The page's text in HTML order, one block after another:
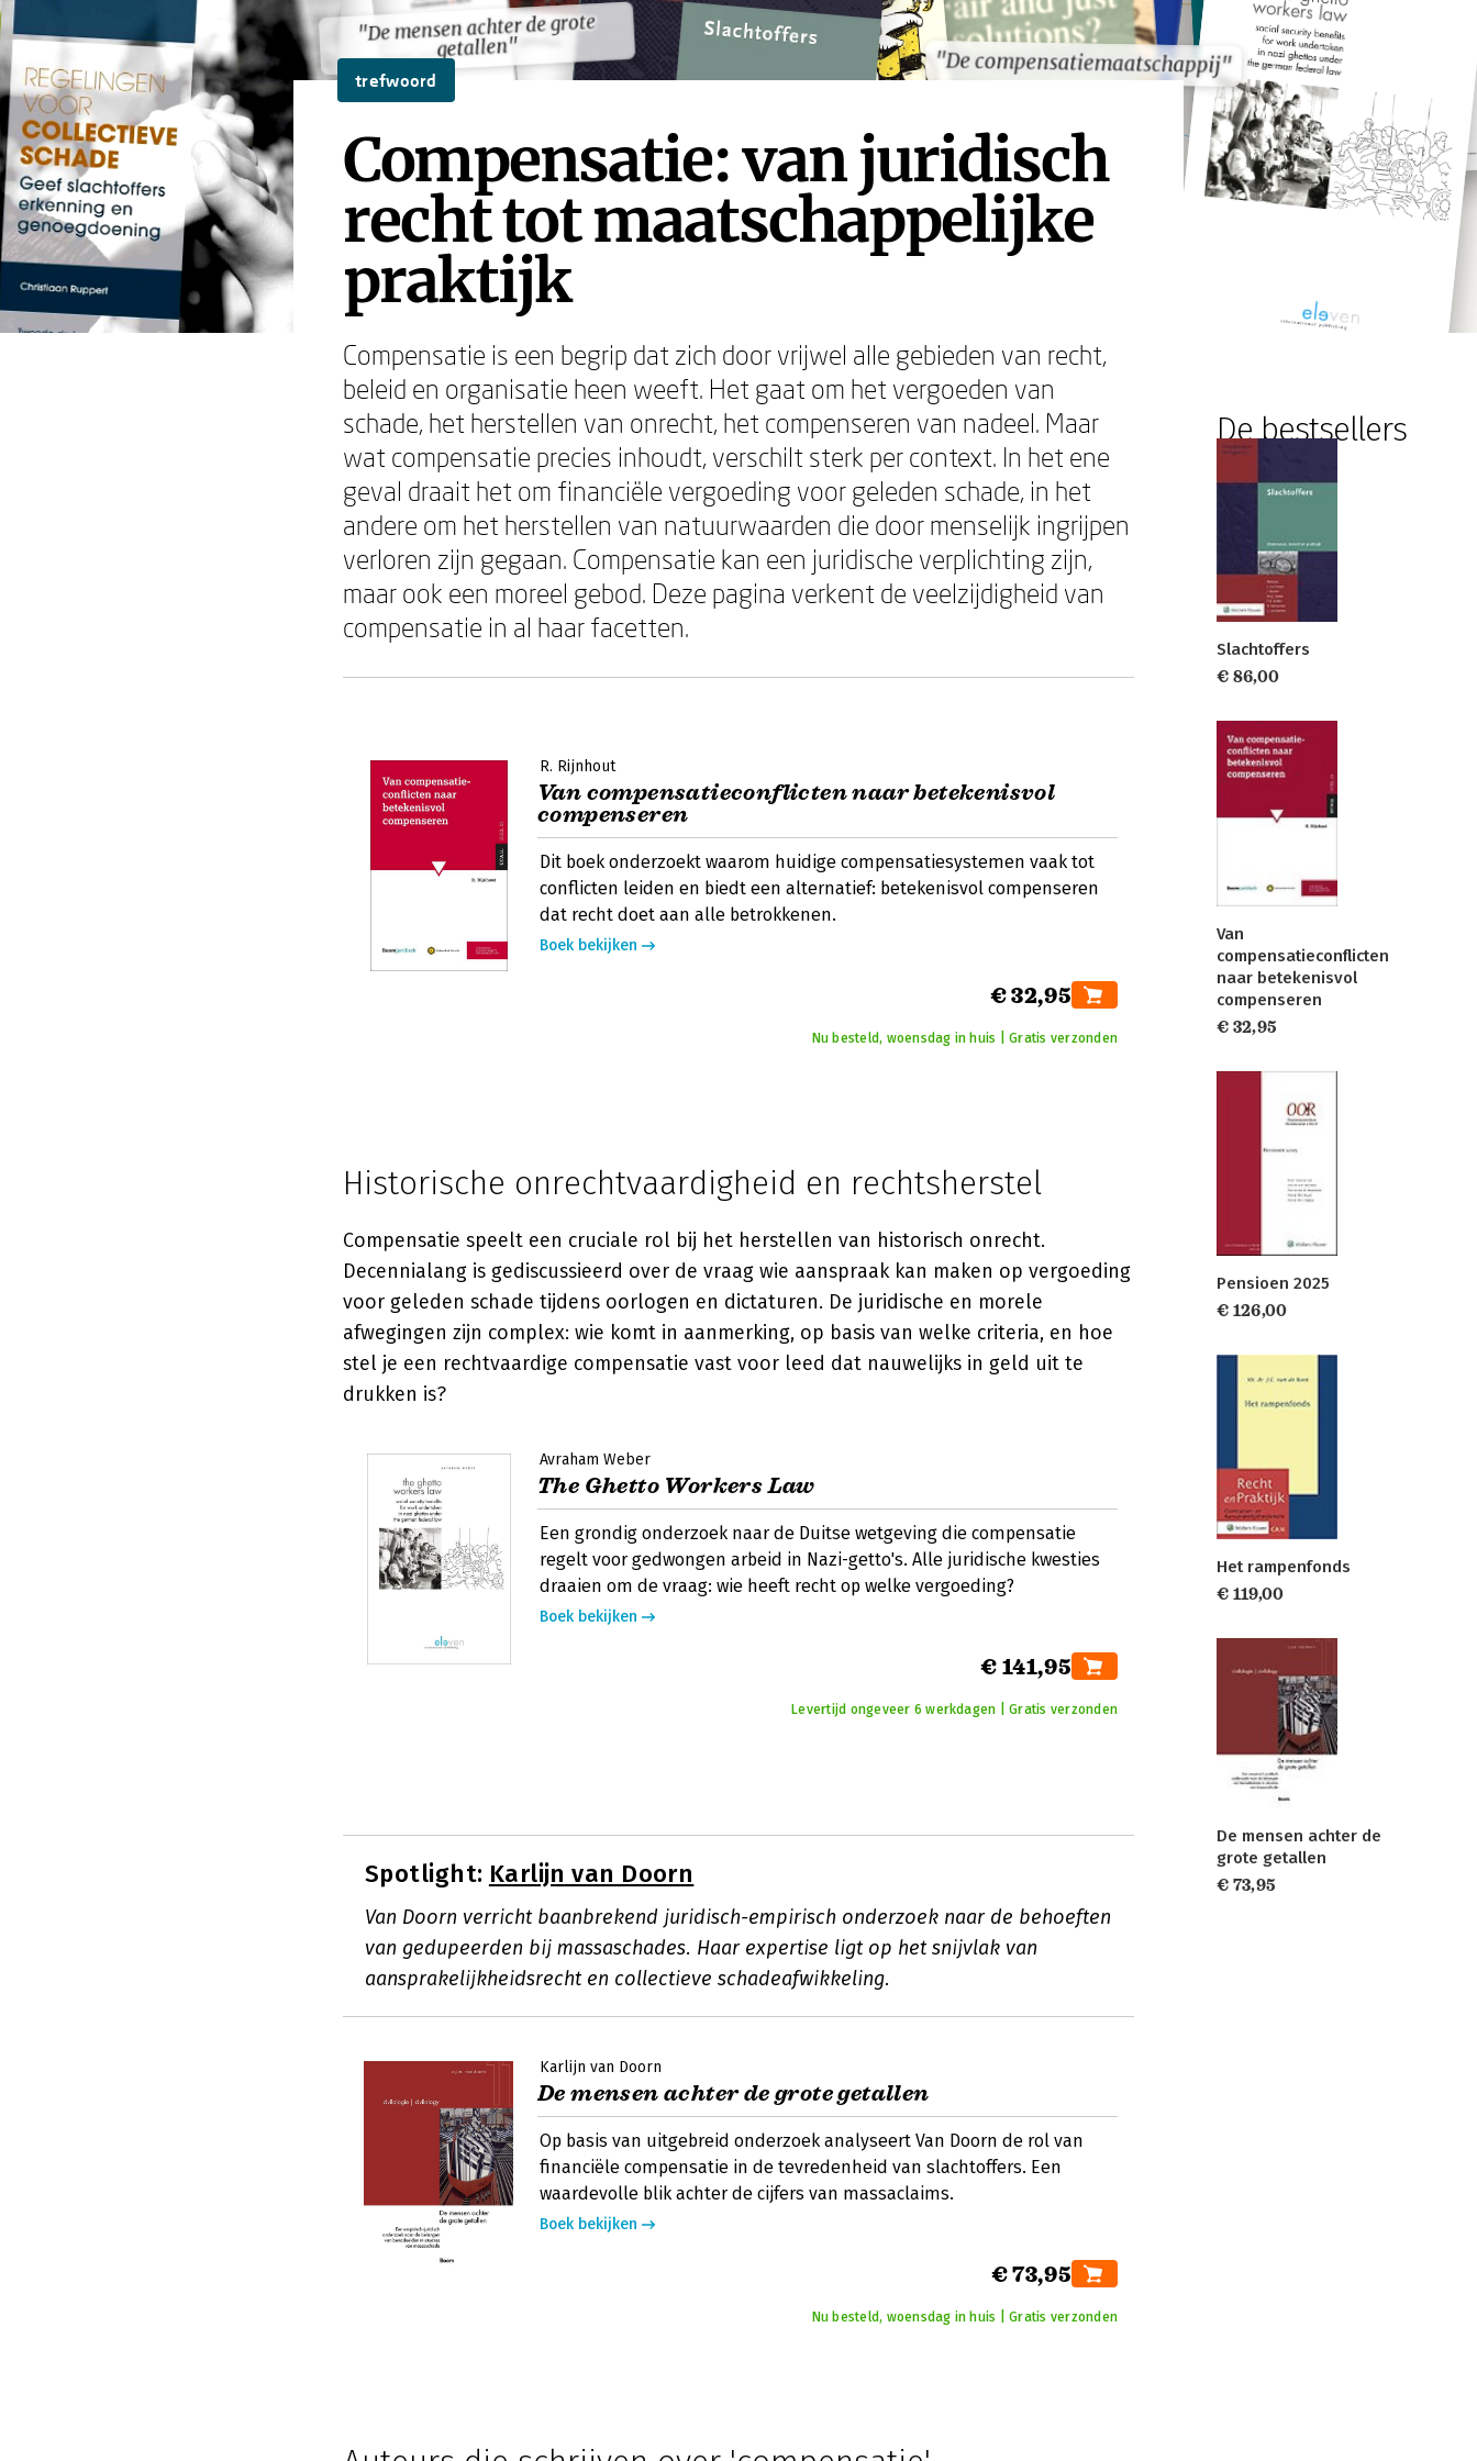
"De mensen achter de grote
getallen"
"De compensatiemaatschappij"
"De mensen achter de grote
getallen"
"De compensatiemaatschappij"
trefwoord
Compensatie: van juridisch
recht tot maatschappelijke
praktijk
Compensatie is een begrip dat zich door vrijwel alle gebieden van recht,
beleid en organisatie heen weeft. Het gaat om het vergoeden van
schade, het herstellen van onrecht, het compenseren van nadeel. Maar
wat compensatie precies inhoudt, verschilt sterk per context. In het ene
geval draait het om financiële vergoeding voor geleden schade, in het
andere om het herstellen van natuurwaarden die door menselijk ingrijpen
verloren zijn gegaan. Compensatie kan een juridische verplichting zijn,
maar ook een moreel gebod. Deze pagina verkent de veelzijdigheid van
compensatie in al haar facetten.
R. Rijnhout
Van compensatieconflicten naar betekenisvol
compenseren
Dit boek onderzoekt waarom huidige compensatiesystemen vaak tot
conflicten leiden en biedt een alternatief: betekenisvol compenseren
dat recht doet aan alle betrokkenen.
Boek bekijken
€ 32,95
Nu besteld, woensdag in huis | Gratis verzonden
Historische onrechtvaardigheid en rechtsherstel
Compensatie speelt een cruciale rol bij het herstellen van historisch onrecht.
Decennialang is gediscussieerd over de vraag wie aanspraak kan maken op vergoeding
voor geleden schade tijdens oorlogen en dictaturen. De juridische en morele
afwegingen zijn complex: wie komt in aanmerking, op basis van welke criteria, en hoe
stel je een rechtvaardige compensatie vast voor leed dat nauwelijks in geld uit te
drukken is?
Avraham Weber
The Ghetto Workers Law
Een grondig onderzoek naar de Duitse wetgeving die compensatie
regelt voor gedwongen arbeid in Nazi-getto's. Alle juridische kwesties
draaien om de vraag: wie heeft recht op welke vergoeding?
Boek bekijken
€ 141,95
Levertijd ongeveer 6 werkdagen | Gratis verzonden
Spotlight: Karlijn van Doorn
Van Doorn verricht baanbrekend juridisch-empirisch onderzoek naar de behoeften
van gedupeerden bij massaschades. Haar expertise ligt op het snijvlak van
aansprakelijkheidsrecht en collectieve schadeafwikkeling.
Karlijn van Doorn
De mensen achter de grote getallen
Op basis van uitgebreid onderzoek analyseert Van Doorn de rol van
financiële compensatie in de tevredenheid van slachtoffers. Een
waardevolle blik achter de cijfers van massaclaims.
Boek bekijken
€ 73,95
Nu besteld, woensdag in huis | Gratis verzonden
De bestsellers
Slachtoffers
€ 86,00
Van
compensatieconflicten
naar betekenisvol
compenseren
€ 32,95
Pensioen 2025
€ 126,00
Het rampenfonds
€ 119,00
De mensen achter de
grote getallen
€ 73,95